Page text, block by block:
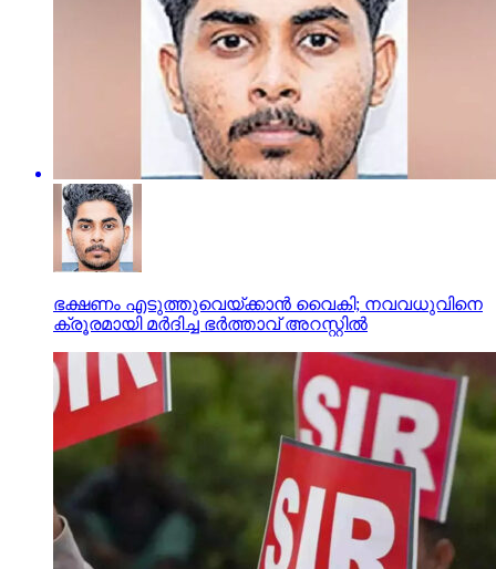
ഭക്ഷണം എടുത്തുവെയ്ക്കാന്‍ വൈകി; നവവധുവിനെ
ക്രൂരമായി മര്‍ദിച്ച ഭര്‍ത്താവ് അറസ്റ്റില്‍